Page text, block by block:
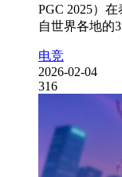
PGC 2025）
自世界各地的
电竞
2026-02-04
316